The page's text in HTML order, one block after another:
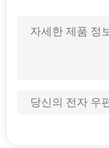
섬유